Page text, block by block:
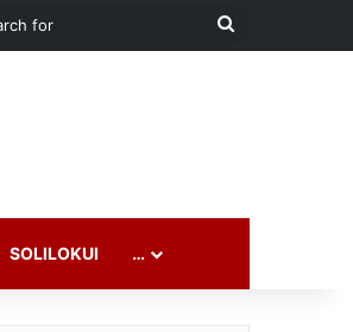
Search
SOLILOKUI …